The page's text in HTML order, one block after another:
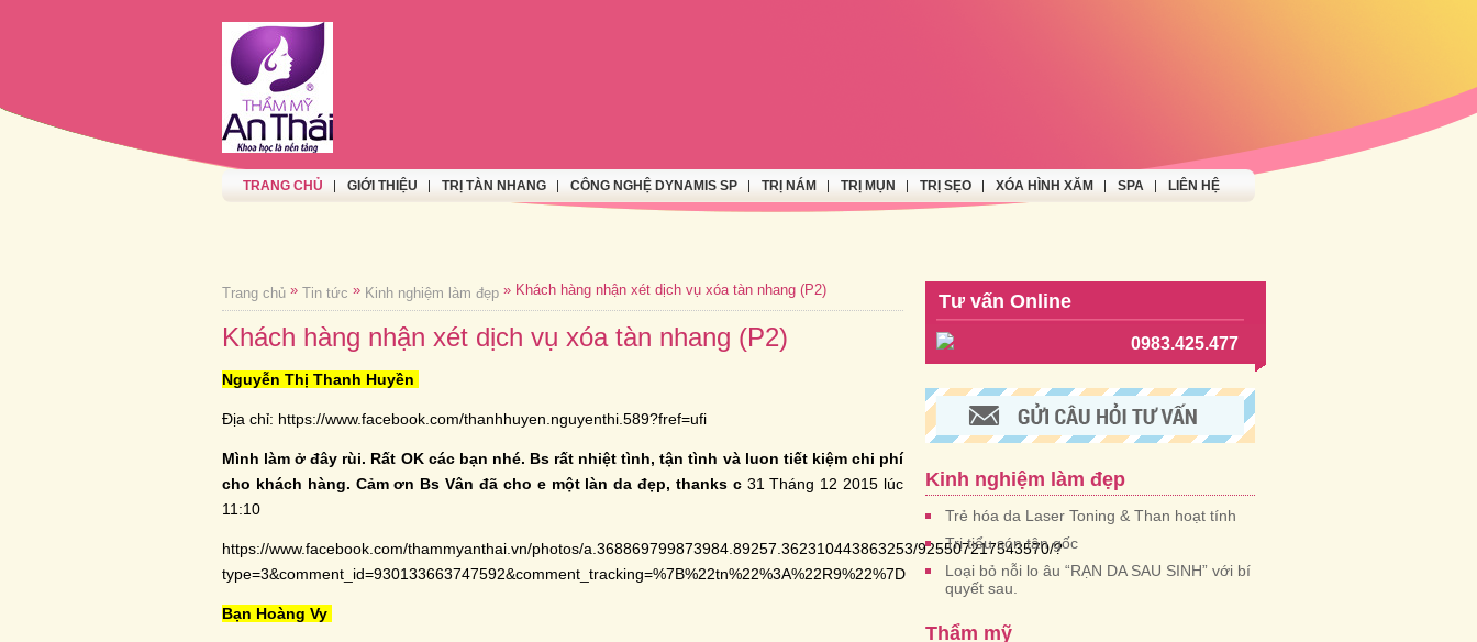
TRANG CHỦ GIỚI THIỆU TRỊ TÀN NHANG CÔNG NGHỆ DYNAMIS SP TRỊ NÁM TRỊ MỤN TRỊ SẸO XÓA HÌNH XĂM SPA LIÊN HỆ
Trang chủ » Tin tức » Kinh nghiệm làm đẹp » Khách hàng nhận xét dịch vụ xóa tàn nhang (P2)
Khách hàng nhận xét dịch vụ xóa tàn nhang (P2)
Nguyễn Thị Thanh Huyền
Địa chỉ: https://www.facebook.com/thanhhuyen.nguyenthi.589?fref=ufi
Mình làm ở đây rùi. Rất OK các bạn nhé. Bs rất nhiệt tình, tận tình và luon tiết kiệm chi phí
cho khách hàng. Cảm ơn Bs Vân đã cho e một làn da đẹp, thanks c31 Tháng 12 2015 lúc
11:10
https://www.facebook.com/thammyanthai.vn/photos/a.368869799873984.89257.362310443863253/925507217543570/?
type=3&comment_id=930133663747592&comment_tracking=%7B%22tn%22%3A%22R9%22%7D
Bạn Hoàng Vy
Tư vấn Online
0983.425.477
Kinh nghiệm làm đẹp
Trẻ hóa da Laser Toning & Than hoạt tính
Trị tiểu són tận gốc
Loại bỏ nỗi lo âu “RẠN DA SAU SINH” với bí
quyết sau.
Thẩm mỹ